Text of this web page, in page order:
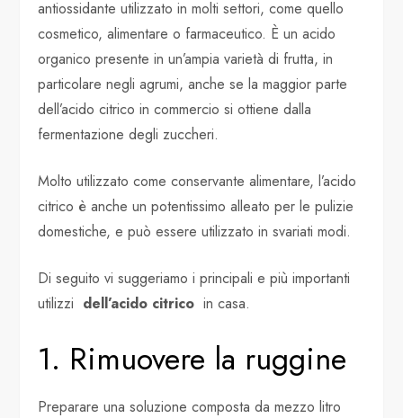
antiossidante utilizzato in molti settori, come quello
cosmetico, alimentare o farmaceutico. È un acido
organico presente in un’ampia varietà di frutta, in
particolare negli agrumi, anche se la maggior parte
dell’acido citrico in commercio si ottiene dalla
fermentazione degli zuccheri.
Molto utilizzato come conservante alimentare, l’acido
citrico è anche un potentissimo alleato per le pulizie
domestiche, e può essere utilizzato in svariati modi.
Di seguito vi suggeriamo i principali e più importanti
utilizzi dell’acido citrico in casa.
1. Rimuovere la ruggine
Preparare una soluzione composta da mezzo litro